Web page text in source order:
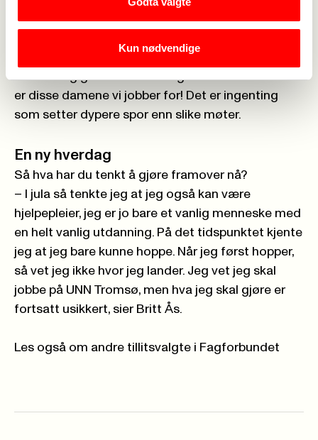
Kun nødvendige
balanse i regnskapet. Kvinner som ikke har hel
levde med konstant dårlig samvittighet, fordi hun
var avhengig av datteras helgeinntekt. Hallo! Det
er disse damene vi jobber for! Det er ingenting
som setter dypere spor enn slike møter.
En ny hverdag
Så hva har du tenkt å gjøre framover nå?
– I jula så tenkte jeg at jeg også kan være
hjelpepleier, jeg er jo bare et vanlig menneske med
en helt vanlig utdanning. På det tidspunktet kjente
jeg at jeg bare kunne hoppe. Når jeg først hopper,
så vet jeg ikke hvor jeg lander. Jeg vet jeg skal
jobbe på UNN Tromsø, men hva jeg skal gjøre er
fortsatt usikkert, sier Britt Ås.
Les også om andre tillitsvalgte i Fagforbundet